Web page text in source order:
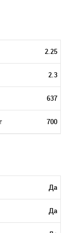
2.25
2.3
637
700
Да
Да